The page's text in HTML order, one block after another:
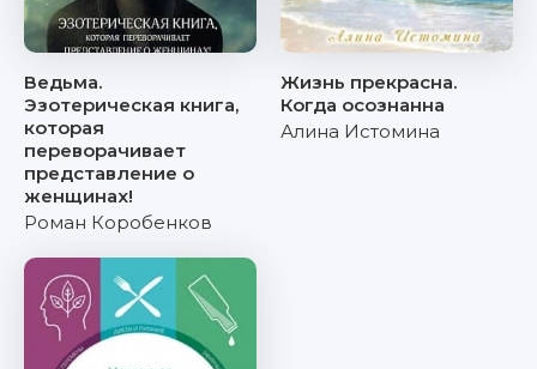
Ведьма.
Эзотерическая книга,
которая
переворачивает
представление о
женщинах!
Роман Коробенков
Жизнь прекрасна.
Когда осознанна
Алина Истомина